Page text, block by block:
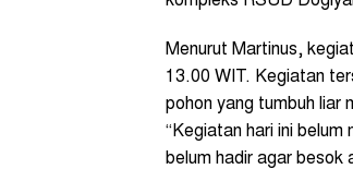
Menurut Martinus,
13.00 WIT. Kegiatan
pohon yang tumbuh liar
“Kegiatan hari ini
belum hadir agar besok